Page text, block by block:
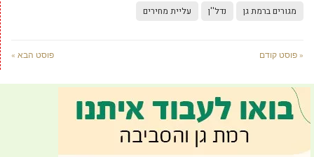
מגורים ברמת גן נדל''ן עליית מחירים
« פוסט קודם פוסט הבא »